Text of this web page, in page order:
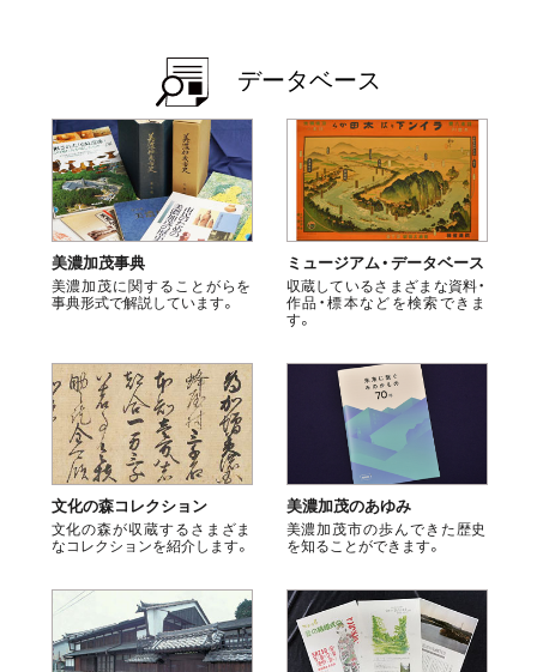
データベース
美濃加茂事典
美濃加茂に関することがらを
事典形式で解説しています。
ミュージアム・データベース
収蔵しているさまざまな資料・
作品・標本などを検索できま
す。
文化の森コレクション
文化の森が収蔵するさまざま
なコレクションを紹介します。
美濃加茂のあゆみ
美濃加茂市の歩んできた歴史
を知ることができます。